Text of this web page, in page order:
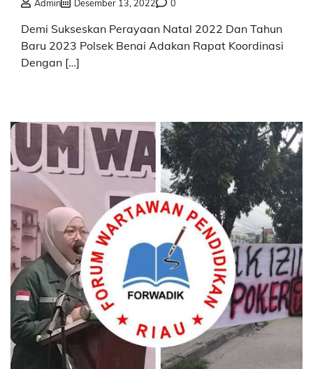
Admin Desember 13, 2022 0
Demi Sukseskan Perayaan Natal 2022 Dan Tahun
Baru 2023 Polsek Benai Adakan Rapat Koordinasi
Dengan […]